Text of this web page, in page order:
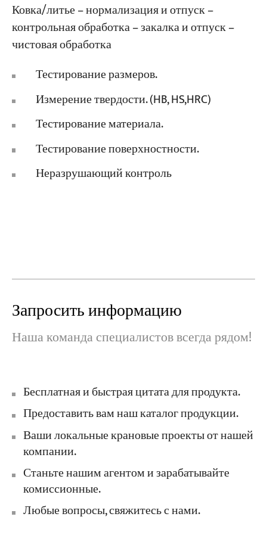
Ковка/литье – нормализация и отпуск –
контрольная обработка – закалка и отпуск –
чистовая обработка
Тестирование размеров.
Измерение твердости. (HB, HS,HRC)
Тестирование материала.
Тестирование поверхностности.
Неразрушающий контроль
Запросить информацию
Наша команда специалистов всегда рядом!
Бесплатная и быстрая цитата для продукта.
Предоставить вам наш каталог продукции.
Ваши локальные крановые проекты от нашей
компании.
Станьте нашим агентом и зарабатывайте
комиссионные.
Любые вопросы, свяжитесь с нами.